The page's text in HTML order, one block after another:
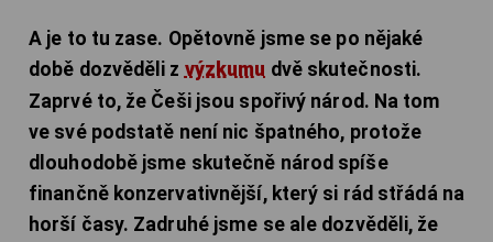
A je to tu zase. Opětovně jsme se po nějaké
době dozvěděli z výzkumu dvě skutečnosti.
Zaprvé to, že Češi jsou spořivý národ. Na tom
ve své podstatě není nic špatného, protože
dlouhodobě jsme skutečně národ spíše
finančně konzervativnější, který si rád střádá na
horší časy. Zadruhé jsme se ale dozvěděli, že